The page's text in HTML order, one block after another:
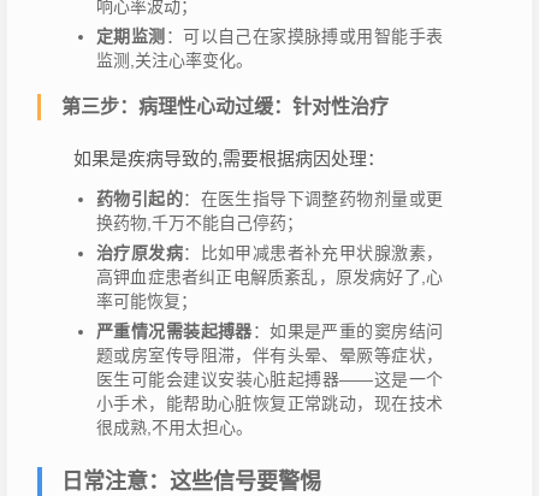
响心率波动；
定期监测 ：可以自己在家摸脉搏或用智能手表
监测,关注心率变化。
第三步：病理性心动过缓：针对性治疗
如果是疾病导致的,需要根据病因处理：
药物引起的：在医生指导下调整药物剂量或更
换药物,千万不能自己停药；
治疗原发病：比如甲减患者补充甲状腺激素，
高钾血症患者纠正电解质紊乱，原发病好了,心
率可能恢复；
严重情况需装起搏器：如果是严重的窦房结问
题或房室传导阻滞，伴有头晕、晕厥等症状，
医生可能会建议安装心脏起搏器——这是一个
小手术，能帮助心脏恢复正常跳动，现在技术
很成熟,不用太担心。
日常注意：这些信号要警惕